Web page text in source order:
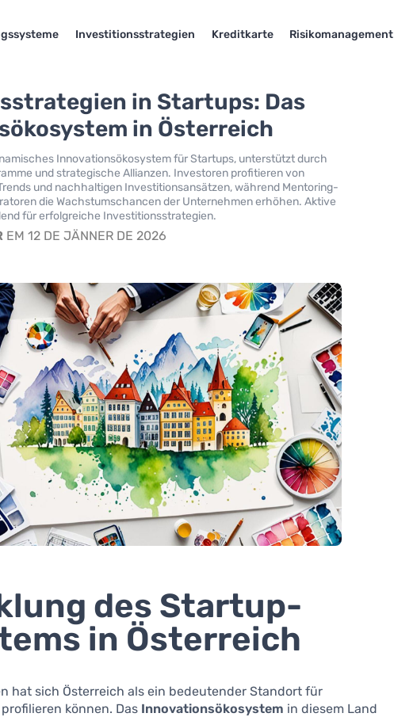
Investitionsstrategien Kreditkarte Risikomanagement
in Startups: Das
in Österreich
Innovationsökosystem für Startups, unterstützt durch
und strategische Allianzen. Investoren profitieren von
und nachhaltigen Investitionsansätzen, während Mentoring-
die Wachstumschancen der Unternehmen erhöhen. Aktive
für erfolgreiche Investitionsstrategien.
EM 12 DE JÄNNER DE 2026
des Startup-
in Österreich
hat sich Österreich als ein bedeutender Standort für
können. Das Innovationsökosystem in diesem Land